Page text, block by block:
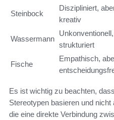
Steinbock
Diszipliniert,
kreativ
Wassermann
strukturiert
Fische
Empathisch,
Es ist wichtig zu beachten,
Stereotypen basieren und
die eine direkte Verbindung